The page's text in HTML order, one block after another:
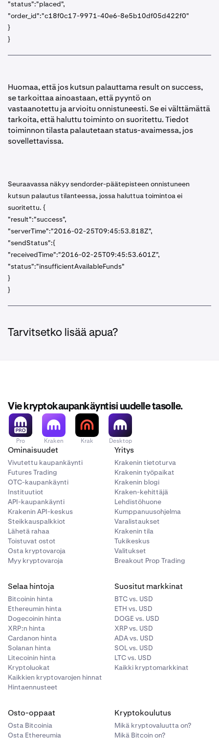
"status":"placed",
"order_id":"c18f0c17-9971-40e6-8e5b10df05d422f0"
}
}
Huomaa, että jos kutsun palauttama result on success,
se tarkoittaa ainoastaan, että pyyntö on
vastaanotettu ja arvioitu onnistuneesti. Se ei välttämättä
tarkoita, että haluttu toiminto on suoritettu. Tiedot
toiminnon tilasta palautetaan status-avaimessa, jos
sovellettavissa.
Seuraavassa näkyy sendorder-päätepisteen onnistuneen
kutsun palautus tilanteessa, jossa haluttua toimintoa ei
suoritettu. {
"result":"success",
"serverTime":"2016-02-25T09:45:53.818Z",
"sendStatus":{
"receivedTime":"2016-02-25T09:45:53.601Z",
"status":"insufficientAvailableFunds"
}
}
Tarvitsetko lisää apua?
Vie kryptokaupankäyntisi uudelle tasolle.
Pro Kraken Krak Desktop
Ominaisuudet
Vivutettu kaupankäynti
Futures Trading
OTC-kaupankäynti
Instituutiot
API-kaupankäynti
Krakenin API-keskus
Steikkauspalkkiot
Lähetä rahaa
Toistuvat ostot
Osta kryptovaroja
Myy kryptovaroja
Yritys
Krakenin tietoturva
Krakenin työpaikat
Krakenin blogi
Kraken-kehittäjä
Lehdistöhuone
Kumppanuusohjelma
Varalistaukset
Krakenin tila
Tukikeskus
Valitukset
Breakout Prop Trading
Selaa hintoja
Bitcoinin hinta
Ethereumin hinta
Dogecoinin hinta
XRP:n hinta
Cardanon hinta
Solanan hinta
Litecoinin hinta
Kryptoluokat
Kaikkien kryptovarojen hinnat
Hintaennusteet
Suositut markkinat
BTC vs. USD
ETH vs. USD
DOGE vs. USD
XRP vs. USD
ADA vs. USD
SOL vs. USD
LTC vs. USD
Kaikki kryptomarkkinat
Osto-oppaat
Osta Bitcoinia
Osta Ethereumia
Kryptokoulutus
Mikä kryptovaluutta on?
Mikä Bitcoin on?